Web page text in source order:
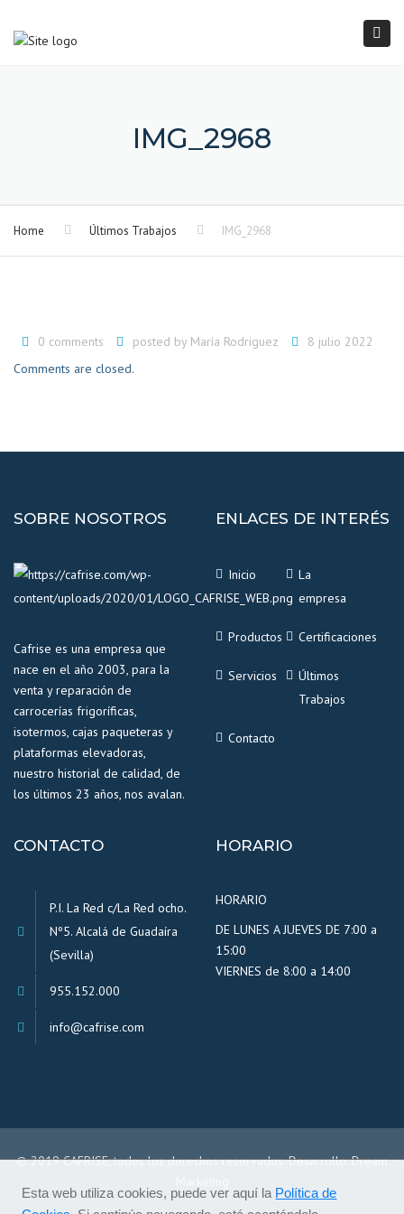
IMG_2968
Home Últimos Trabajos IMG_2968
0 comments posted by María Rodriguez
8 julio 2022
Comments are closed.
SOBRE NOSOTROS
Cafrise es una empresa que
nace en el año 2003, para la
venta y reparación de
carrocerías frigoríficas,
isotermos, cajas paqueteras y
plataformas elevadoras,
nuestro historial de calidad, de
los últimos 23 años, nos avalan.
ENLACES DE INTERÉS
Inicio
La
empresa
Productos Certificaciones
Servicios
Últimos
Trabajos
Contacto
CONTACTO
P.I. La Red c/La Red ocho.
Nº5. Alcalá de Guadaíra
(Sevilla)
955.152.000
info@cafrise.com
HORARIO
HORARIO
DE LUNES A JUEVES DE 7:00 a
15:00
VIERNES de 8:00 a 14:00
© 2019 CAFRISE, todos los derechos reservados. Desarrollo:Dream
Esta web utiliza cookies, puede ver aquí la Política de